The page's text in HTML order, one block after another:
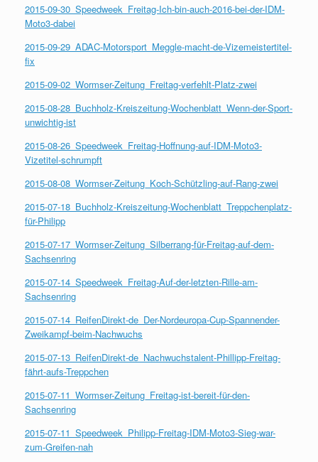
2015-09-30_Speedweek_Freitag-Ich-bin-auch-2016-bei-der-IDM-
Moto3-dabei
2015-09-29_ADAC-Motorsport_Meggle-macht-de-Vizemeistertitel-
fix
2015-09-02_Wormser-Zeitung_Freitag-verfehlt-Platz-zwei
2015-08-28_Buchholz-Kreiszeitung-Wochenblatt_Wenn-der-Sport-
unwichtig-ist
2015-08-26_Speedweek_Freitag-Hoffnung-auf-IDM-Moto3-
Vizetitel-schrumpft
2015-08-08_Wormser-Zeitung_Koch-Schützling-auf-Rang-zwei
2015-07-18_Buchholz-Kreiszeitung-Wochenblatt_Treppchenplatz-
für-Philipp
2015-07-17_Wormser-Zeitung_Silberrang-für-Freitag-auf-dem-
Sachsenring
2015-07-14_Speedweek_Freitag-Auf-der-letzten-Rille-am-
Sachsenring
2015-07-14_ReifenDirekt-de_Der-Nordeuropa-Cup-Spannender-
Zweikampf-beim-Nachwuchs
2015-07-13_ReifenDirekt-de_Nachwuchstalent-Phillipp-Freitag-
fährt-aufs-Treppchen
2015-07-11_Wormser-Zeitung_Freitag-ist-bereit-für-den-
Sachsenring
2015-07-11_Speedweek_Philipp-Freitag-IDM-Moto3-Sieg-war-
zum-Greifen-nah